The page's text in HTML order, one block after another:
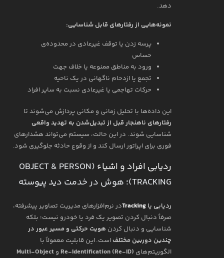
دهد.
نمونه‌هایی از رفتارهای قابل شناسایی:
پرسه زدن یا توقف غیرعادی در محدوده‌ی
حساس
ورود به مناطق ممنوعه یا خلاف جهت
تجمع یا ازدحام ناگهانی در یک ناحیه
حرکات تهاجمی یا غیرعادی نسبت به سایر افراد
این داده‌ها با تحلیل زمانی و مکانی پردازش می‌شوند تا
رفتارهای ناهنجار قبل از تبدیل‌شدن به تهدید واقعی
شناسایی شوند. در این حالت، سیستم می‌تواند هشدارهای
فوری برای اپراتور ارسال کند و از وقوع حادثه جلوگیری شود.
ردیابی افراد و اشیاء (OBJECT & PERSON
TRACKING)؛ هوش در خدمت دید پیوسته
ردیابی یا Trackingدر نرم‌افزارهای مدیریت تصاویر پیشرفته،
صرفاً دنبال کردن تصویر یک فرد یا خودرو نیست؛ بلکه
شناسایی و دنبال کردن هویت حرکتی و مسیر عبور در
چندین دوربین مختلف است. این قابلیت معمولاً با
الگوریتم‌های Re-Identification (Re-ID) و Multi-Object